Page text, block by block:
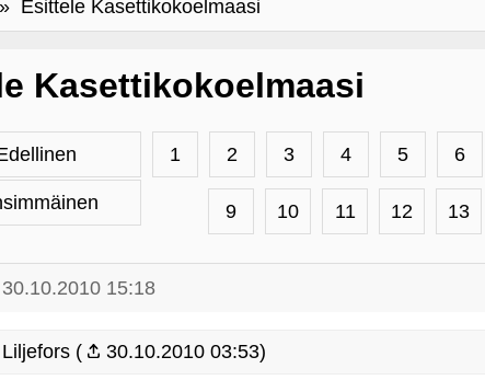
» Esittele Kasettikokoelmaasi
Kasettikokoelmaasi
1 2 3 4 5 6
9 10 11 12 13
30.10.2010 15:18
( 30.10.2010 03:53)